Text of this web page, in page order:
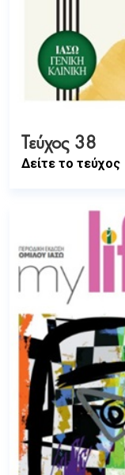
Τεύχος 38
Δείτε το τεύχος